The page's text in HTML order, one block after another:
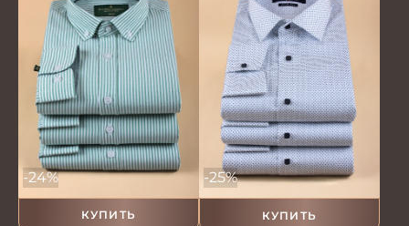
КУПИТЬ
-24%
КУПИТЬ
-25%